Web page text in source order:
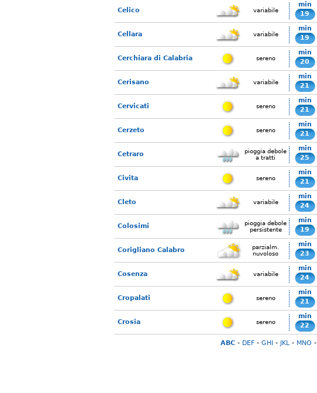
Celico variabile
min
19
Cellara variabile
min
19
Cerchiara di Calabria sereno
min
20
Cerisano variabile
min
21
Cervicati sereno
min
21
Cerzeto sereno
min
21
Cetraro
pioggia debole
a tratti
min
25
Civita sereno
min
21
Cleto variabile
min
24
Colosimi
pioggia debole
persistente
min
19
Corigliano Calabro
parzialm.
nuvoloso
min
23
Cosenza variabile
min
24
Cropalati sereno
min
21
Crosia sereno
min
22
ABC- DEF- GHI- JKL- MNO -